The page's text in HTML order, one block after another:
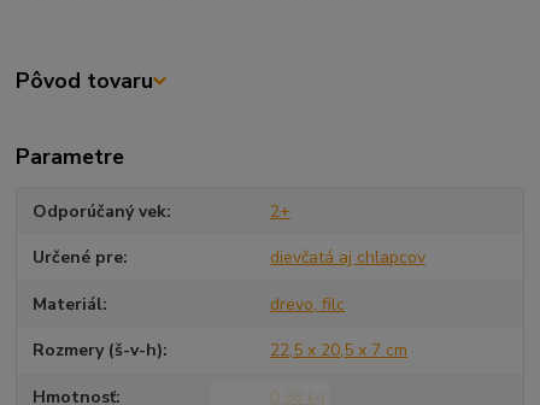
Pôvod tovaru
Parametre
Odporúčaný vek 2+
Určené pre dievčatá aj chlapcov
Materiál drevo, filc
Rozmery (š-v-h) 22,5 x 20,5 x 7 cm
Hmotnosť 0,58 kg